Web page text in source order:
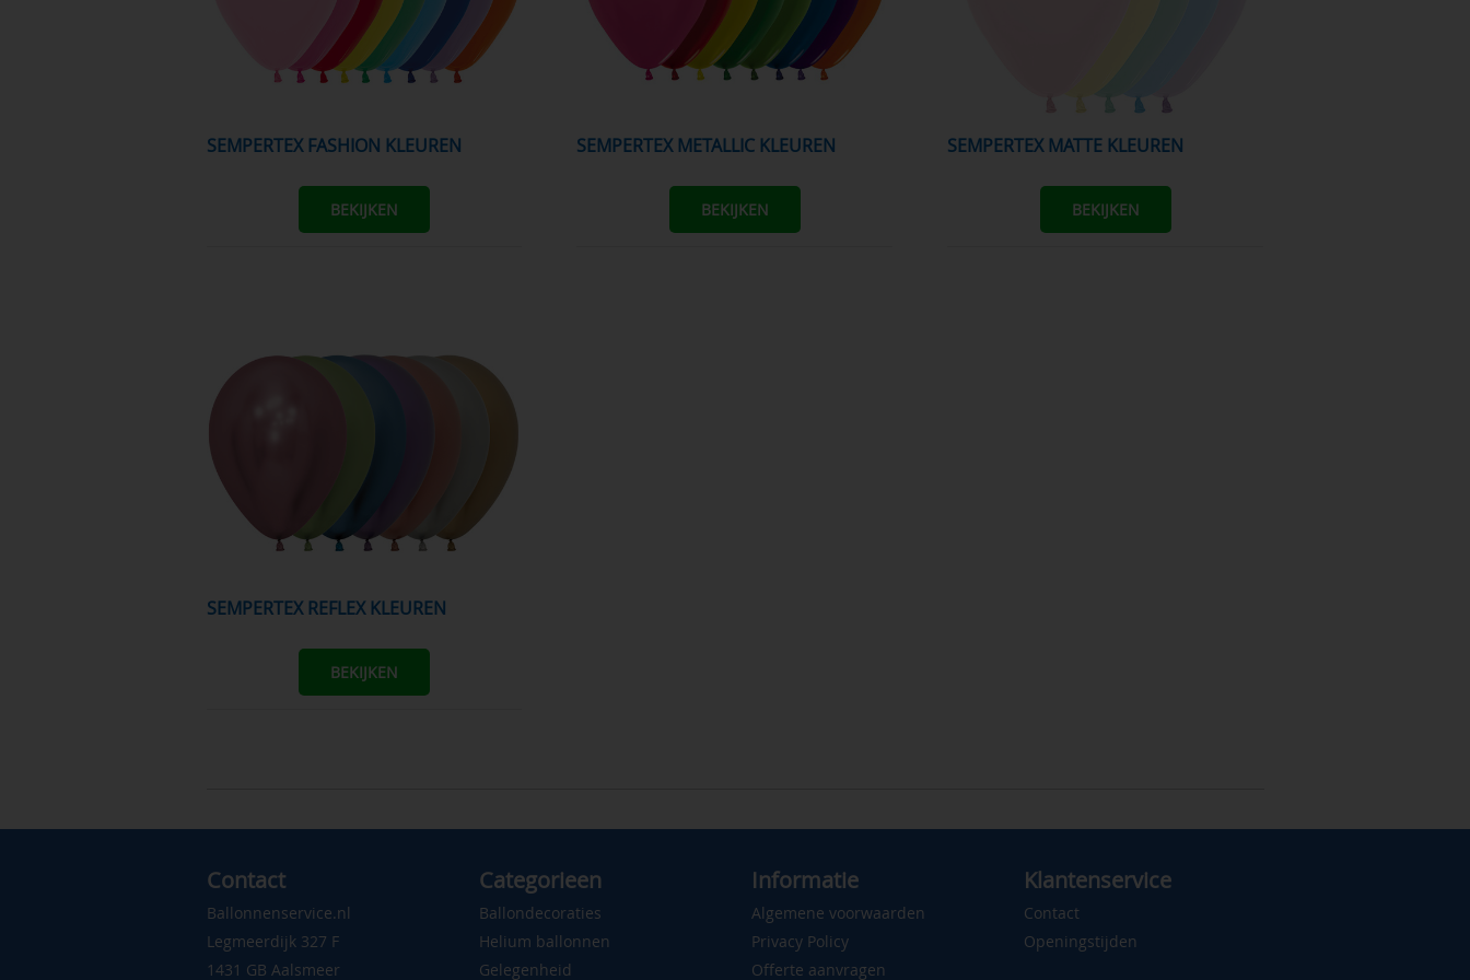
SEMPERTEX FASHION KLEUREN
BEKIJKEN
SEMPERTEX METALLIC KLEUREN
BEKIJKEN
SEMPERTEX MATTE KLEUREN
BEKIJKEN
SEMPERTEX REFLEX KLEUREN
BEKIJKEN
Contact
Ballonnenservice.nl
Legmeerdijk 327 F
1431 GB Aalsmeer
Categorieen
Ballondecoraties
Helium ballonnen
Gelegenheid
Informatie
Algemene voorwaarden
Privacy Policy
Offerte aanvragen
Klantenservice
Contact
Openingstijden